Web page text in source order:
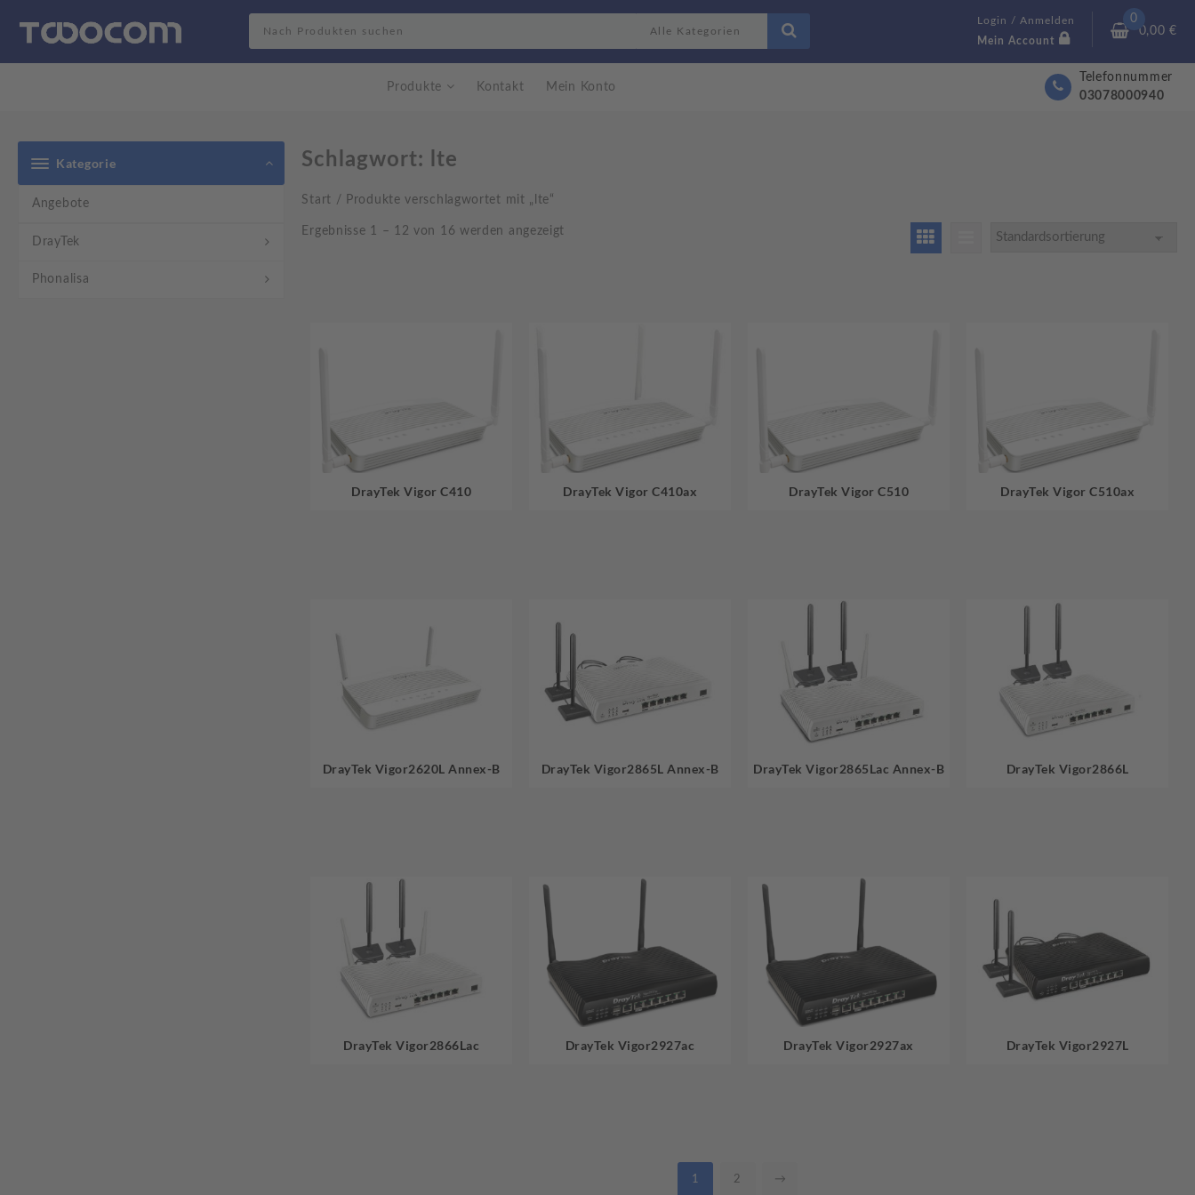
Login / Anmelden
Mein Account
0
0,00€
Produkte Kontakt Mein Konto
Telefonnummer
03078000940
Kategorie
Angebote
DrayTek
Phonalisa
Schlagwort: lte
Start / Produkte verschlagwortet mit „lte“
Ergebnisse 1 – 12 von 16 werden angezeigt
DrayTek Vigor C410 DrayTek Vigor C410ax DrayTek Vigor C510 DrayTek Vigor C510ax
DrayTek Vigor2620L Annex-B DrayTek Vigor2865L Annex-B DrayTek Vigor2865Lac Annex-B DrayTek Vigor2866L
DrayTek Vigor2866Lac DrayTek Vigor2927ac DrayTek Vigor2927ax DrayTek Vigor2927L
1 2 →